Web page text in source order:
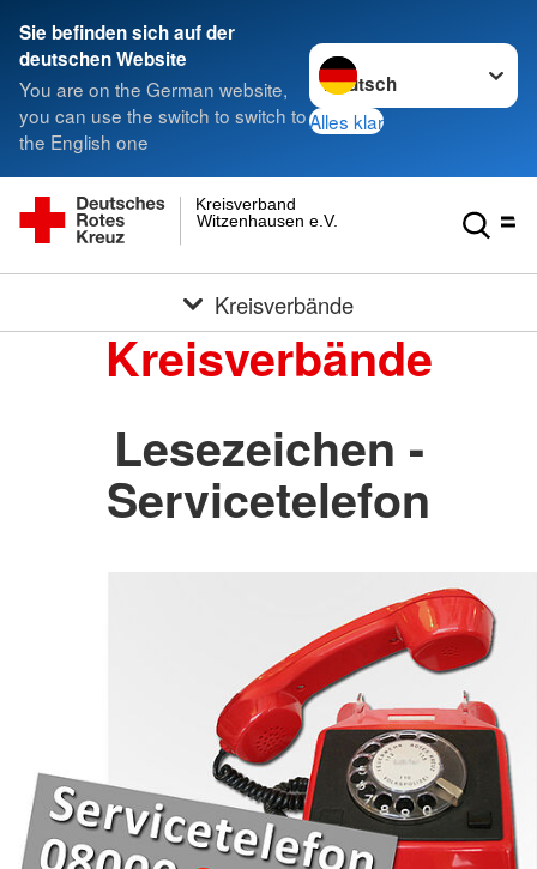
Sie befinden sich auf der
deutschen Website
You are on the German website,
you can use the switch to switch to
the English one
Sprache wechseln zu
Alles klar
Witzenhausen e.V.
Kreisverband
Kreisverbände
Kreisverbände
Lesezeichen -
Servicetelefon